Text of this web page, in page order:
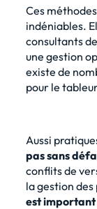
Ces
indéniables.
consultants
une gestion
existe de
pour le
Aussi
pas sans
conflits de
la gestion
est important